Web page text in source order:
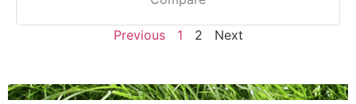
Previous 1 2 Next